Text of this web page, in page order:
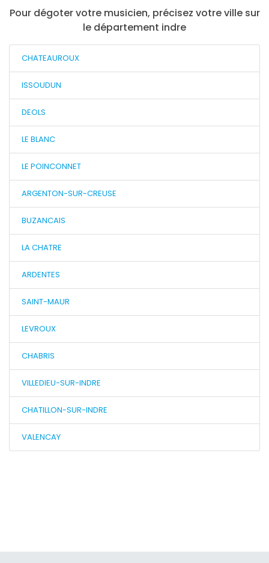
Pour dégoter votre musicien, précisez votre ville sur
le département indre
CHATEAUROUX
ISSOUDUN
DEOLS
LE BLANC
LE POINCONNET
ARGENTON-SUR-CREUSE
BUZANCAIS
LA CHATRE
ARDENTES
SAINT-MAUR
LEVROUX
CHABRIS
VILLEDIEU-SUR-INDRE
CHATILLON-SUR-INDRE
VALENCAY